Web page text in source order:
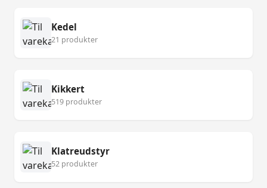
Kedel
21 produkter
Kikkert
519 produkter
Klatreudstyr
52 produkter